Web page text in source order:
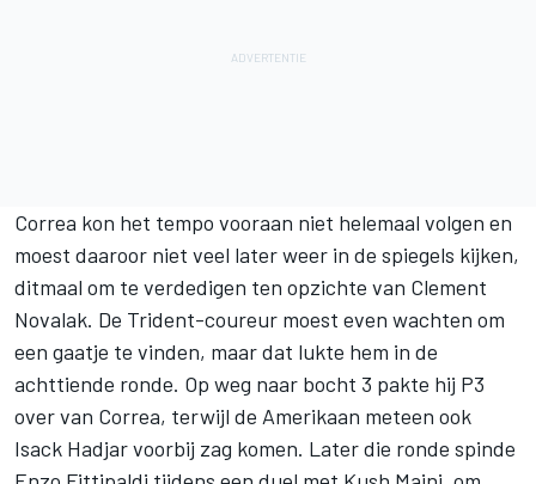
Correa kon het tempo vooraan niet helemaal volgen en
moest daaroor niet veel later weer in de spiegels kijken,
ditmaal om te verdedigen ten opzichte van Clement
Novalak. De Trident-coureur moest even wachten om
een gaatje te vinden, maar dat lukte hem in de
achttiende ronde. Op weg naar bocht 3 pakte hij P3
over van Correa, terwijl de Amerikaan meteen ook
Isack Hadjarvoorbij zag komen. Later die ronde spinde